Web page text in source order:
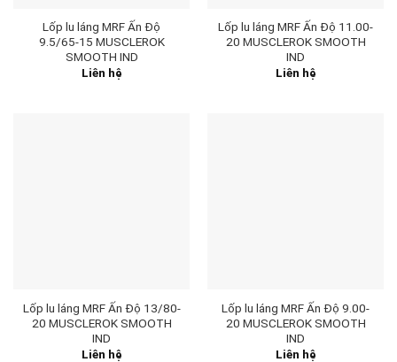
Lốp lu láng MRF Ấn Độ
9.5/65-15 MUSCLEROK
SMOOTH IND
Liên hệ
Lốp lu láng MRF Ấn Độ 11.00-
20 MUSCLEROK SMOOTH
IND
Liên hệ
Lốp lu láng MRF Ấn Độ 13/80-
20 MUSCLEROK SMOOTH
IND
Liên hệ
Lốp lu láng MRF Ấn Độ 9.00-
20 MUSCLEROK SMOOTH
IND
Liên hệ